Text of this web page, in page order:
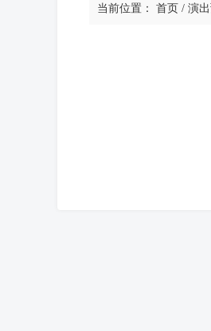
当前位置： 首页 / 演